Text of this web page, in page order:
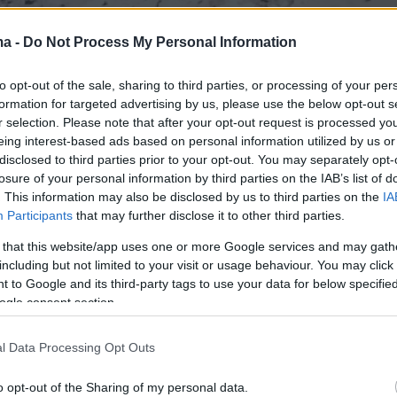
- Do Not Process My Personal Information
opt-out of the sale, sharing to third parties, or processing of your
for targeted advertising by us, please use the below opt-out
selection. Please note that after your opt-out request is processed
interest-based ads based on personal information utilized by us
to third parties prior to your opt-out. You may separately
of your personal information by third parties on the IAB’s list of
This information may also be disclosed by us to third parties on the
Participants that may further disclose it to other third parties.
that this website/app uses one or more Google services and may
but not limited to your visit or usage behaviour. You may
to Google and its third-party tags to use your data for below
consent section.
Data Processing Opt Outs
opt-out of the Sharing of my personal data.
της σεισμικής δόνησης υπολογίστηκε στα
, ενώ αυτή έγινε στις 15:02 μετά το